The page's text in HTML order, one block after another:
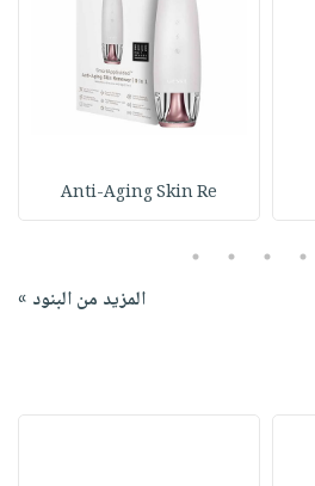
Anti-Aging Skin Re
2
3
4
5
المزيد من البنود »